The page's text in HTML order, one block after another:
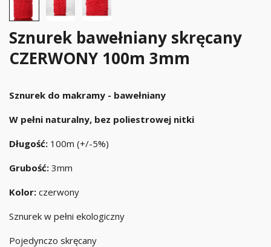
Sznurek bawełniany skręcany
CZERWONY 100m 3mm
Sznurek do makramy - bawełniany
W pełni naturalny, bez poliestrowej nitki
Długość: 100m (+/-5%)
Grubość: 3mm
Kolor: czerwony
Sznurek w pełni ekologiczny
Pojedynczo skręcany